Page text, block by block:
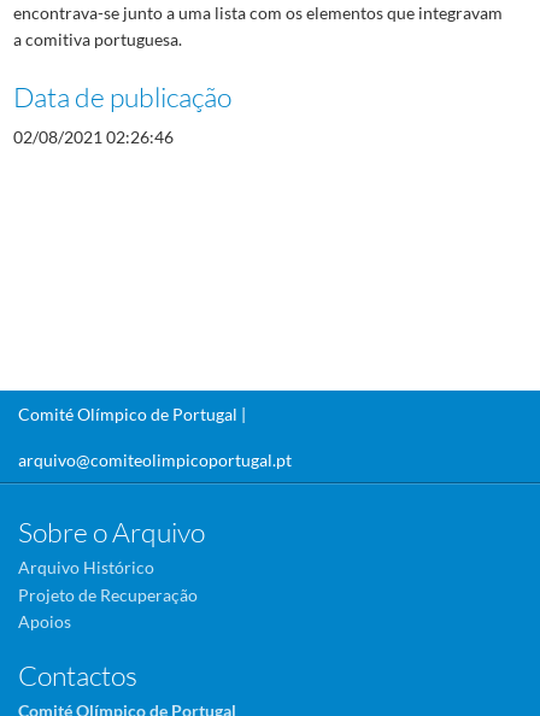
encontrava-se junto a uma lista com os elementos que integravam
a comitiva portuguesa.
Data de publicação
02/08/2021 02:26:46
Comité Olímpico de Portugal |
arquivo@comiteolimpicoportugal.pt
Sobre o Arquivo
Arquivo Histórico
Projeto de Recuperação
Apoios
Contactos
Comité Olímpico de Portugal